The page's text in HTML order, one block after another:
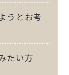
うとお考
たい方